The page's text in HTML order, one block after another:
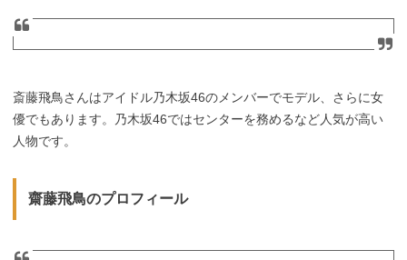
斎藤飛鳥さんはアイドル乃木坂46のメンバーでモデル、さらに女
優でもあります。乃木坂46ではセンターを務めるなど人気が高い
人物です。
齋藤飛鳥のプロフィール